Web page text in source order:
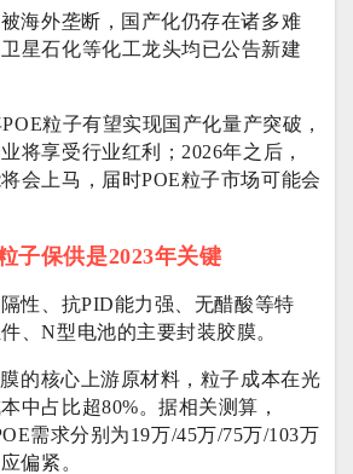
海外垄断，国产化仍存在诸多难
星石化等化工龙头均已公告新建
粒子有望实现国产化量产突破，
将享受行业红利；2026年之后，
会上马，届时POE粒子市场可能会
子保供是2023年关键
性、抗PID能力强、无醋酸等特
、N型电池的主要封装胶膜。
的核心上游原材料，粒子成本在光
中占比超80%。据相关测算，
需求分别为19万/45万/75万/103万
偏紧。